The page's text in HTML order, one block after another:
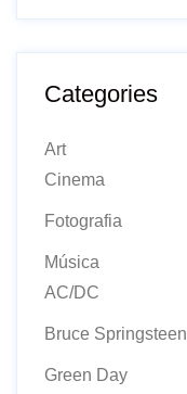
Categories
Art
Cinema
Fotografia
Música
AC/DC
Bruce Springsteen
Green Day